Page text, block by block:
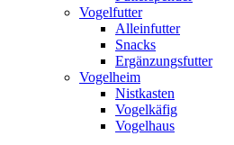
Vogelfutter
Alleinfutter
Snacks
Ergänzungsfutter
Vogelheim
Nistkasten
Vogelkäfig
Vogelhaus